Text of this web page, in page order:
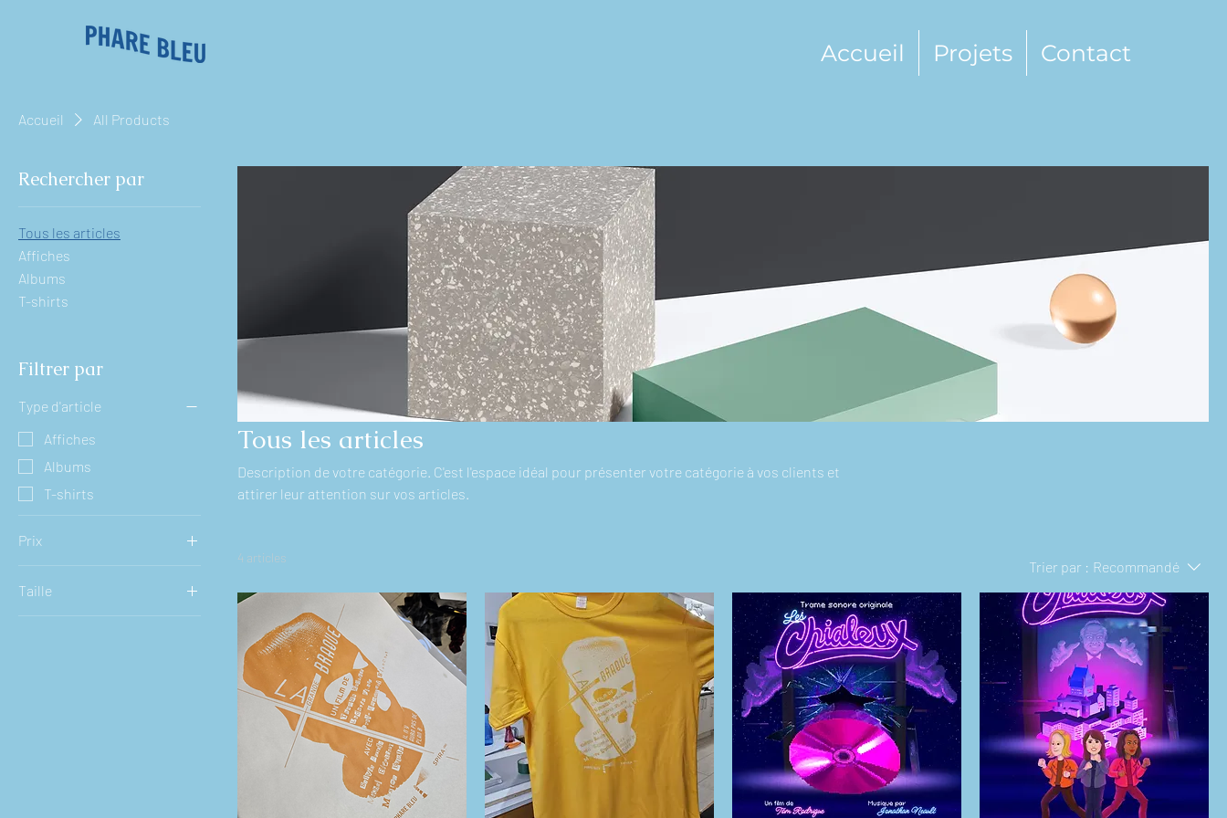
Accueil Projets Contact
Accueil All Products
Rechercher par
Tous les articles
Affiches
Albums
T-shirts
Filtrer par
Type d'article
Affiches
Albums
T-shirts
Prix
25 $CA 45 $CA
Taille
Tous les articles
Description de votre catégorie. C'est l'espace idéal pour présenter votre catégorie à vos clients et
attirer leur attention sur vos articles.
4 articles
Trier par : Recommandé